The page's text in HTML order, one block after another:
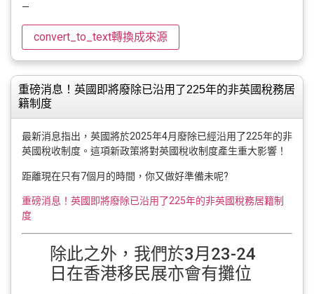
—
convert_to_text轉換成來源
重磅消息！英國即將廢除已沿用了225年的非英國稅務居
籍制度
最新消息指出，英國將於2025年4月廢除已經沿用了225年的非
英國稅收制度。這項新政策將對英國稅收制度產生重大影響！
距離現在只有7個月的時間，你又做好準備未呢?
重磅消息！英國即將廢除已沿用了225年的非英國稅務居籍制
度
除此之外，我們於3月23-24
日在香港移民展亦會有攤位